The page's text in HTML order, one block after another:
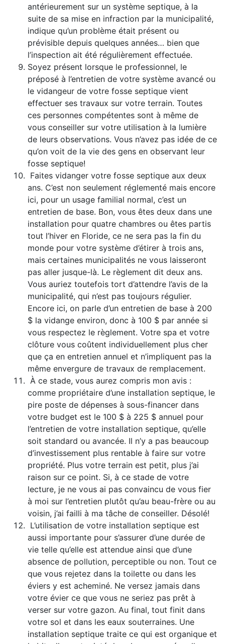
antérieurement sur un système septique, à la
suite de sa mise en infraction par la municipalité,
indique qu’un problème était présent ou
prévisible depuis quelques années… bien que
l’inspection ait été régulièrement effectuée.
Soyez présent lorsque le professionnel, le
préposé à l’entretien de votre système avancé ou
le vidangeur de votre fosse septique vient
effectuer ses travaux sur votre terrain. Toutes
ces personnes compétentes sont à même de
vous conseiller sur votre utilisation à la lumière
de leurs observations. Vous n’avez pas idée de ce
qu’on voit de la vie des gens en observant leur
fosse septique!
Faites vidanger votre fosse septique aux deux
ans. C’est non seulement réglementé mais encore
ici, pour un usage familial normal, c’est un
entretien de base. Bon, vous êtes deux dans une
installation pour quatre chambres ou êtes partis
tout l’hiver en Floride, ce ne sera pas la fin du
monde pour votre système d’étirer à trois ans,
mais certaines municipalités ne vous laisseront
pas aller jusque-là. Le règlement dit deux ans.
Vous auriez toutefois tort d’attendre l’avis de la
municipalité, qui n’est pas toujours régulier.
Encore ici, on parle d’un entretien de base à 200
$ la vidange environ, donc à 100 $ par année si
vous respectez le règlement. Votre spa et votre
clôture vous coûtent individuellement plus cher
que ça en entretien annuel et n’impliquent pas la
même envergure de travaux de remplacement.
À ce stade, vous aurez compris mon avis :
comme propriétaire d’une installation septique, le
pire poste de dépenses à sous-financer dans
votre budget est le 100 $ à 225 $ annuel pour
l’entretien de votre installation septique, qu’elle
soit standard ou avancée. Il n’y a pas beaucoup
d’investissement plus rentable à faire sur votre
propriété. Plus votre terrain est petit, plus j’ai
raison sur ce point. Si, à ce stade de votre
lecture, je ne vous ai pas convaincu de vous fier
à moi sur l’entretien plutôt qu’au beau-frère ou au
voisin, j’ai failli à ma tâche de conseiller. Désolé!
L’utilisation de votre installation septique est
aussi importante pour s’assurer d’une durée de
vie telle qu’elle est attendue ainsi que d’une
absence de pollution, perceptible ou non. Tout ce
que vous rejetez dans la toilette ou dans les
éviers y est acheminé. Ne versez jamais dans
votre évier ce que vous ne seriez pas prêt à
verser sur votre gazon. Au final, tout finit dans
votre sol et dans les eaux souterraines. Une
installation septique traite ce qui est organique et